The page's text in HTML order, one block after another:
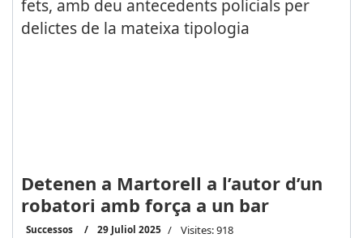
Detenen a Martorell a l’autor d’un
robatori amb força a un bar
Successos 29 Juliol 2025 Visites: 918